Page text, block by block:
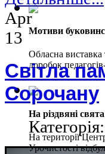
Мотиви
Обласна виставка
доробок
На різдвяні
На території
Урочистості
Apr
13
Світла
Сорочану
Категорія: